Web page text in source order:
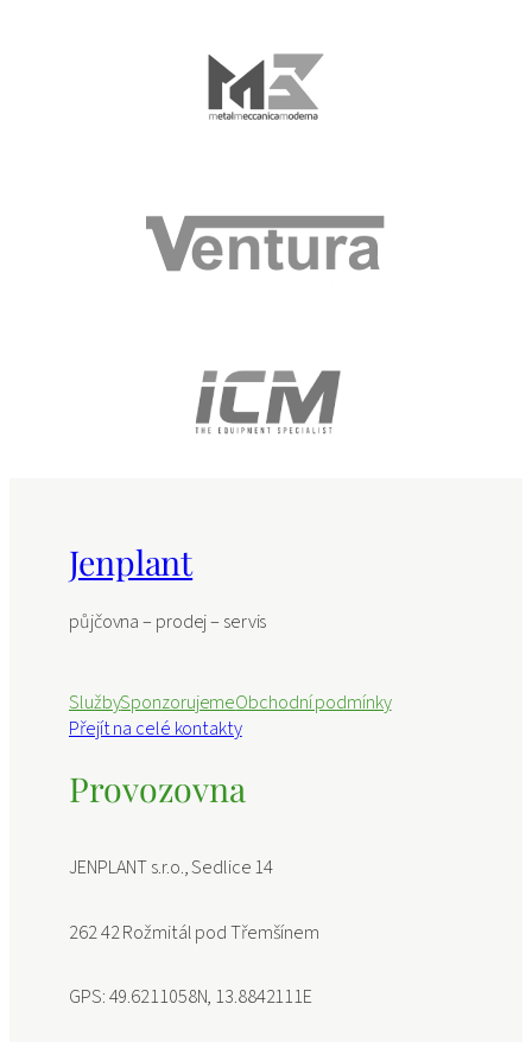
Jenplant
půjčovna – prodej – servis
SlužbySponzorujemeObchodní podmínky
Přejít na celé kontakty
Provozovna
JENPLANT s.r.o., Sedlice 14
262 42 Rožmitál pod Třemšínem
GPS: 49.6211058N, 13.8842111E